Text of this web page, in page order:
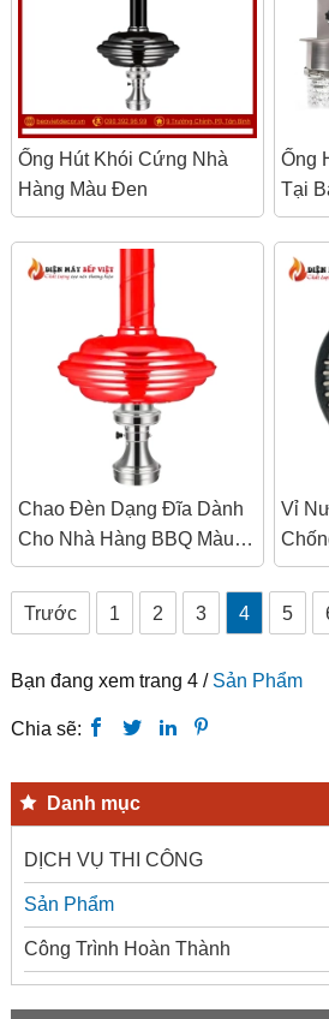
Danh mục
DỊCH VỤ THI CÔNG
Sản Phẩm
Công Trình Hoàn Thành
Ống Hút Khói Cứng Nhà
Hàng Màu Đen
Ống
Tại
Chao Đèn Dạng Đĩa Dành
Cho Nhà Hàng BBQ Màu
Đỏ
Vỉ
Trước 1 2 3 4 5
Bạn đang xem trang 4 / Sản Phẩm
Chia sẽ: